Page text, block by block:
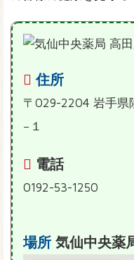
住所
〒029-2204 岩手県
−１
電話
0192-53-1250
場所 気仙中央薬